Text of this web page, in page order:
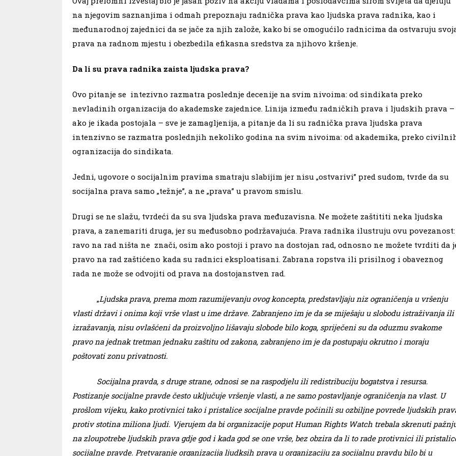
na njegovim saznanjima i odmah prepoznaju radnička prava kao ljudska prava radnika, kao i
međunarodnoj zajednici da se jače za njih založe, kako bi se omogućilo radnicima da ostvaruju
prava na radnom mjestu i obezbedila efikasna sredstva za njihovo kršenje.
Da li su prava radnika zaista ljudska prava?
Ovo pitanje se intezivno razmatra poslednje decenije na svim nivoima: od sindikata preko
nevladinih organizacija do akademske zajednice. Linija između radničkih prava i ljudskih prava –
ako je ikada postojala – sve je zamagljenija, a pitanje da li su radnička prava ljudska prava
intenzivno se razmatra poslednjih nekoliko godina na svim nivoima: od akademika, preko
ogranizacija do sindikata.
Jedni, ugovore o socijalnim pravima smatraju slabijim jer nisu „ostvarivi” pred sudom, tvrde da su
socijalna prava samo „težnje”, a ne „prava” u pravom smislu.
Drugi se ne slažu, tvrdeći da su sva ljudska prava međuzavisna. Ne možete zaštititi neka ljudska
prava, a zanemariti druga, jer su međusobno podržavajuća. Prava radnika ilustruju ovu povezanost:
ravo na rad ništa ne znači, osim ako postoji i pravo na dostojan rad, odnosno ne možete tvrditi da
pravo na rad zaštićeno kada su radnici eksploatisani. Zabrana ropstva ili prisilnog i obaveznog
rada ne može se odvojiti od prava na dostojanstven rad.
„Ljudska prava, prema mom razumijevanju ovog koncepta, predstavljaju niz ograničenja u vršenju
vlasti državi i onima koji vrše vlast u ime države. Zabranjeno im je da se miješaju u slobodu istraživanja ili
izražavanja, nisu ovlašćeni da proizvoljno lišavaju slobode bilo koga, spriječeni su da oduzmu svakome
pravo na jednak tretman jednaku zaštitu od zakona, zabranjeno im je da postupaju okrutno i moraju
poštovati zonu privatnosti.
Socijalna pravda, s druge strane, odnosi se na raspodjelu ili redistribuciju bogatstva i resursa.
Postizanje socijalne pravde često uključuje vršenje vlasti, a ne samo postavljanje ograničenja na vlast. U
prošlom vijeku, kako protivnici tako i pristalice socijalne pravde počinili su ozbiljne povrede ljudskih
protiv stotina miliona ljudi. Vjerujem da bi organizacije poput Human Rights Watch trebala skrenuti
na zloupotrebe ljudskih prava gdje god i kada god se one vrše, bez obzira da li to rade protivnici ili
socijalne pravde. Pretvaranje organizacija ljudksih prava u organizaciju za socijalnu pravdu bilo bi u